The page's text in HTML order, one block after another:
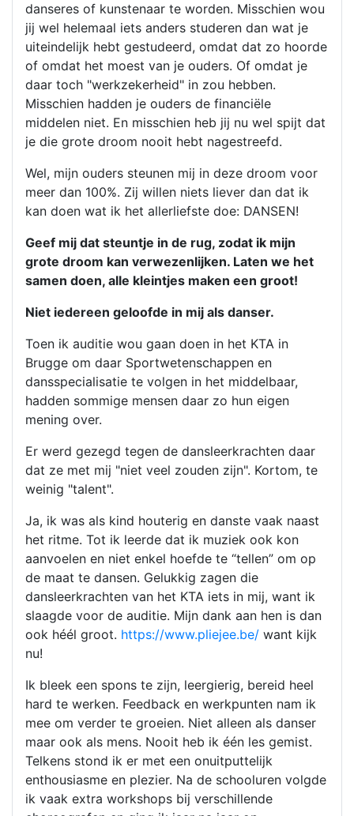
danseres of kunstenaar te worden. Misschien wou
jij wel helemaal iets anders studeren dan wat je
uiteindelijk hebt gestudeerd, omdat dat zo hoorde
of omdat het moest van je ouders. Of omdat je
daar toch "werkzekerheid" in zou hebben.
Misschien hadden je ouders de financiële
middelen niet. En misschien heb jij nu wel spijt dat
je die grote droom nooit hebt nagestreefd.
Wel, mijn ouders steunen mij in deze droom voor
meer dan 100%. Zij willen niets liever dan dat ik
kan doen wat ik het allerliefste doe: DANSEN!
Geef mij dat steuntje in de rug, zodat ik mijn
grote droom kan verwezenlijken. Laten we het
samen doen, alle kleintjes maken een groot!
Niet iedereen geloofde in mij als danser.
Toen ik auditie wou gaan doen in het KTA in
Brugge om daar Sportwetenschappen en
dansspecialisatie te volgen in het middelbaar,
hadden sommige mensen daar zo hun eigen
mening over.
Er werd gezegd tegen de dansleerkrachten daar
dat ze met mij "niet veel zouden zijn". Kortom, te
weinig "talent".
Ja, ik was als kind houterig en danste vaak naast
het ritme. Tot ik leerde dat ik muziek ook kon
aanvoelen en niet enkel hoefde te “tellen” om op
de maat te dansen. Gelukkig zagen die
dansleerkrachten van het KTA iets in mij, want ik
slaagde voor de auditie. Mijn dank aan hen is dan
ook héél groot. https://www.pliejee.be/ want kijk
nu!
Ik bleek een spons te zijn, leergierig, bereid heel
hard te werken. Feedback en werkpunten nam ik
mee om verder te groeien. Niet alleen als danser
maar ook als mens. Nooit heb ik één les gemist.
Telkens stond ik er met een onuitputtelijk
enthousiasme en plezier. Na de schooluren volgde
ik vaak extra workshops bij verschillende